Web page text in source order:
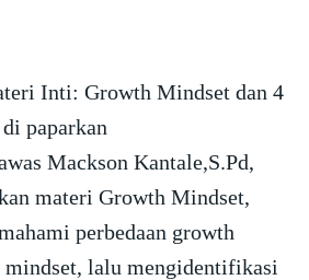
Inti: Growth Mindset dan 4
paparkan
Mackson Kantale,S.Pd,
materi Growth Mindset,
perbedaan growth
lalu mengidentifikasi